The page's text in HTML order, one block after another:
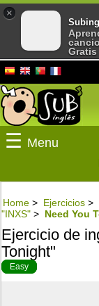
☰ Menu
Home > Ejercicios >
"INXS" > Need You
Ejercicio de
Tonight"
Easy
×
Gratis